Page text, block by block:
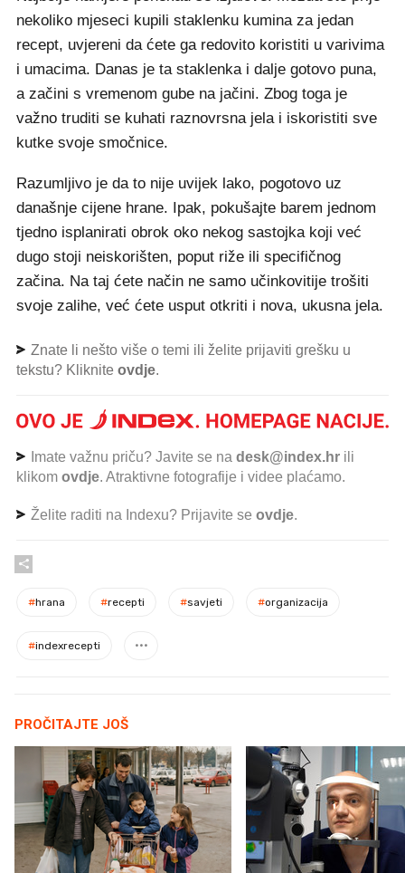
nekoliko mjeseci kupili staklenku kumina za jedan
recept, uvjereni da ćete ga redovito koristiti u varivima
i umacima. Danas je ta staklenka i dalje gotovo puna,
a začini s vremenom gube na jačini. Zbog toga je
važno truditi se kuhati raznovrsna jela i iskoristiti sve
kutke svoje smočnice.
Razumljivo je da to nije uvijek lako, pogotovo uz
današnje cijene hrane. Ipak, pokušajte barem jednom
tjedno isplanirati obrok oko nekog sastojka koji već
dugo stoji neiskorišten, poput riže ili specifičnog
začina. Na taj ćete način ne samo učinkovitije trošiti
svoje zalihe, već ćete usput otkriti i nova, ukusna jela.
Znate li nešto više o temi ili želite prijaviti grešku u
tekstu? Kliknite ovdje.
Imate važnu priču? Javite se na desk@index.hr ili
klikom ovdje. Atraktivne fotografije i videe plaćamo.
Želite raditi na Indexu? Prijavite se ovdje.
#hrana #recepti #savjeti #organizacija
#indexrecepti
PROČITAJTE JOŠ